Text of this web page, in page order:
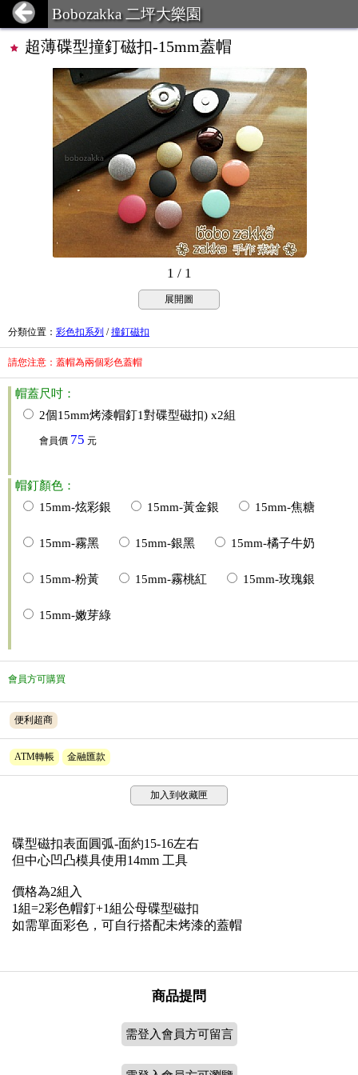
Bobozakka 二坪大樂園
超薄碟型撞釘磁扣-15mm蓋帽
1 / 1
展開圖
分類位置 ： 彩色扣系列 /撞釘磁扣
請您注意：蓋帽為兩個彩色蓋帽
帽蓋尺吋：
2個15mm烤漆帽釘1對碟型磁扣) x2組
會員價 75 元
帽釘顏色：
15mm-炫彩銀
15mm-黃金銀 15mm-焦糖
15mm-霧黑 15mm-銀黑 15mm-橘子牛奶
15mm-粉黃 15mm-霧桃紅 15mm-玫瑰銀
15mm-嫩芽綠
會員方可購買
便利超商
ATM轉帳 金融匯款
加入到收藏匣
碟型磁扣表面圓弧-面約15-16左右
但中心凹凸模具使用14mm 工具
價格為2組入
1組=2彩色帽釘+1組公母碟型磁扣
如需單面彩色，可自行搭配未烤漆的蓋帽
商品提問
需登入會員方可留言